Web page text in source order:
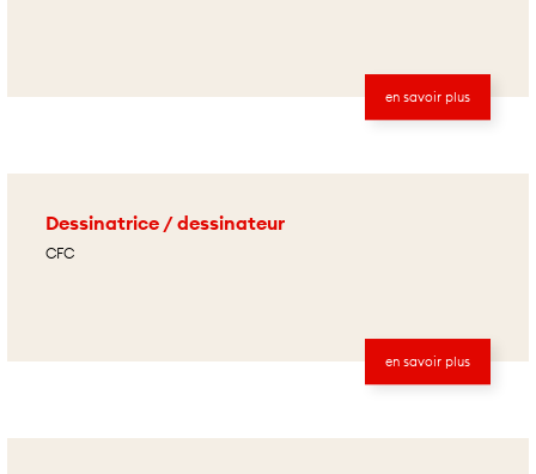
en savoir plus
Dessinatrice / dessinateur
CFC
en savoir plus